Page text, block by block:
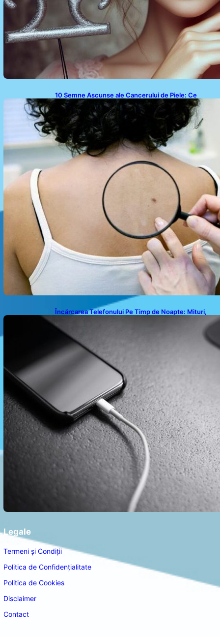
10 Semne Ascunse ale Cancerului de Piele: Ce
Trebuie să Știm pentru a Ne Proteja
Încărcarea Telefonului Pe Timp de Noapte: Mituri,
Legale
Termeni și Condiții
Politica de Confidențialitate
Politica de Cookies
Disclaimer
Contact